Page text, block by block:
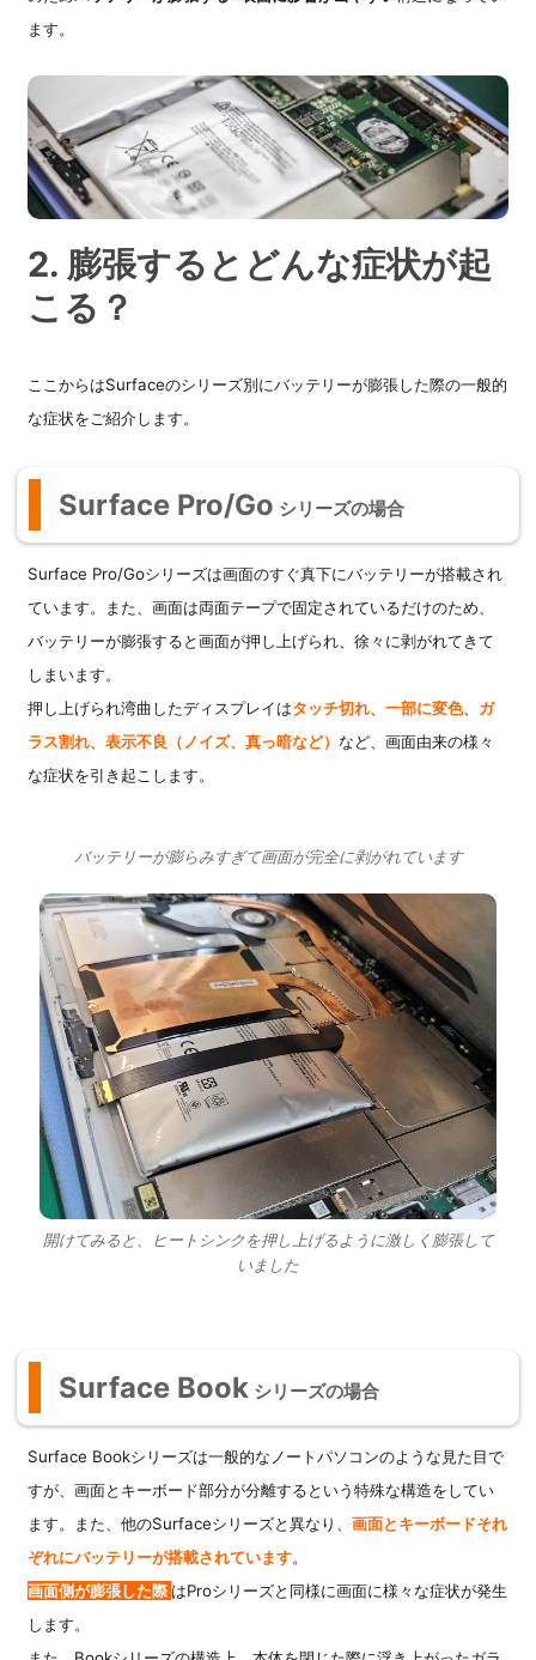
ます。
2. 膨張するとどんな症状が起
こる？
ここからはSurfaceのシリーズ別にバッテリーが膨張した際の一般的
な症状をご紹介します。
Surface Pro/Go シリーズの場合
Surface Pro/Goシリーズは画面のすぐ真下にバッテリーが搭載され
ています。また、画面は両面テープで固定されているだけのため、
バッテリーが膨張すると画面が押し上げられ、徐々に剥がれてきて
しまいます。
押し上げられ湾曲したディスプレイはタッチ切れ 、一部に変色、 ガ
ラス割れ 、表示不良（ノイズ、真っ暗など） など、画面由来の様々
な症状を引き起こします。
バッテリーが膨らみすぎて画面が完全に剥がれています
開けてみると、ヒートシンクを押し上げるように激しく膨張して
いました
Surface Book シリーズの場合
Surface Bookシリーズは一般的なノートパソコンのような見た目で
すが、画面とキーボード部分が分離するという特殊な構造をしてい
ます。また、他のSurfaceシリーズと異なり、画面とキーボードそれ
ぞれにバッテリーが搭載されています。
画面側が膨張した際 はProシリーズと同様に画面に様々な症状が発生
します。